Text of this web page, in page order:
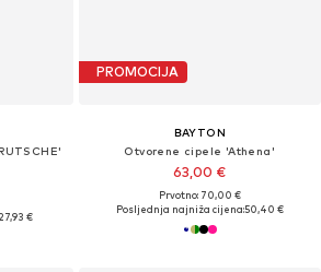
27,93 €
PROMOCIJA
BAYTON
Otvorene cipele 'Athena'
63,00 €
Prvotno: 70,00 €
Posljednja najniža cijena:50,40 €